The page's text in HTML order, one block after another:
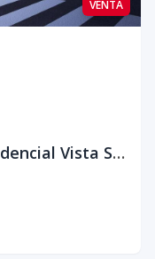
VENTA
Confort y elegancia en Residencial Vista Sol Centro